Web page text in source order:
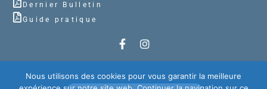
Dernier Bulletin
Guide pratique
Nous utilisons des cookies pour vous garantir la meilleure